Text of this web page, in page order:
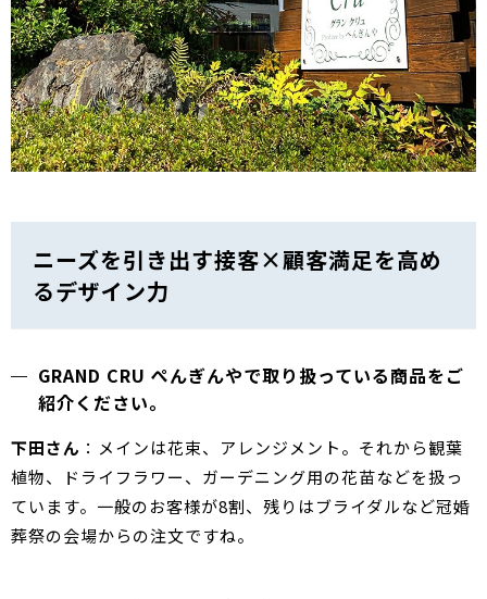
ニーズを引き出す接客×顧客満足を高め
るデザイン力
GRAND CRU ぺんぎんやで取り扱っている商品をご
紹介ください。
下田さん ：メインは花束、アレンジメント。それから観葉
植物、ドライフラワー、ガーデニング用の花苗などを扱っ
ています。一般のお客様が8割、残りはブライダルなど冠婚
葬祭の会場からの注文ですね。